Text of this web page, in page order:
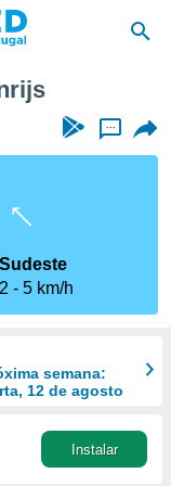
...
Sudeste
2
5 km/h
semana:
12 de agosto
Instalar